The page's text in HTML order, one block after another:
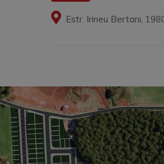
Estr. Irineu Bertani,